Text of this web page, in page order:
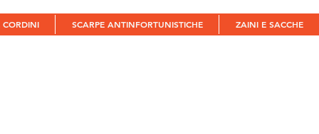
CORDINI SCARPE ANTINFORTUNISTICHE ZAINI E SACCHE